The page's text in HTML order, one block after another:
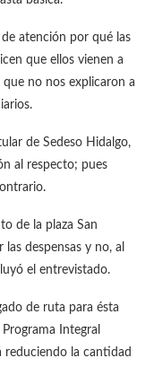
atención por qué las
que ellos vienen a
no nos explicaron a
de Sedeso Hidalgo,
al respecto; pues
de la plaza San
despensas y no, al
el entrevistado.
de ruta para ésta
Integral
reduciendo la cantidad